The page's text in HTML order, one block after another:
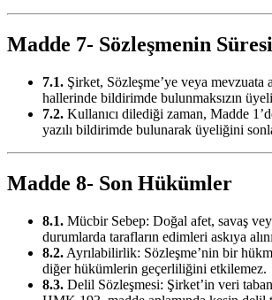
Madde 7- Sözleşmenin
7.1. Şirket, Sözleşme’ye veya mevzuata
hallerinde bildirimde bulunmaksızın
7.2. Kullanıcı dilediği zaman, Madde
yazılı bildirimde bulunarak üyeliğini
Madde 8- Son Hükümler
8.1. Mücbir Sebep: Doğal afet, savaş
durumlarda tarafların edimleri askıya
8.2. Ayrılabilirlik: Sözleşme’nin bir
diğer hükümlerin geçerliliğini etkilemez.
8.3. Delil Sözleşmesi: Şirket’in veri